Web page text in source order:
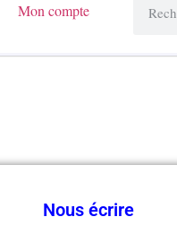
Mon compte
Nous écrire